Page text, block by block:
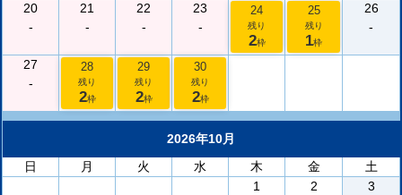
20
-
21
-
22
-
23
-
24
残り
2枠
25
残り
1枠
26
-
27
-
28
残り
2枠
29
残り
2枠
30
残り
2枠
2026年10月
日
月 火 水 木 金
土
1
2
3